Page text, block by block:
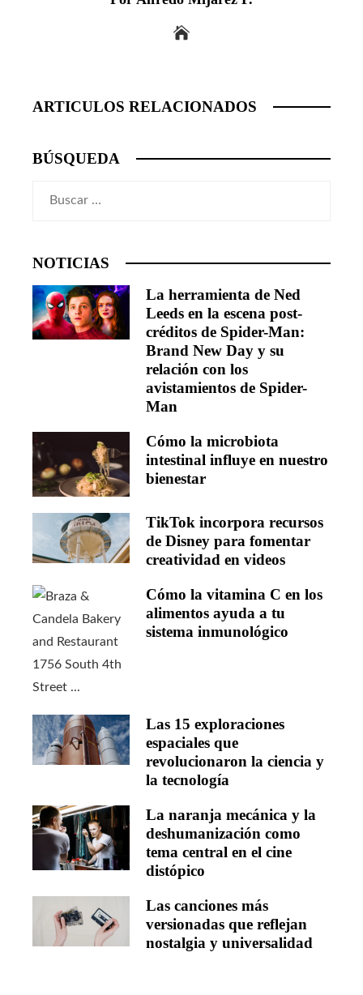
ARTICULOS RELACIONADOS
BÚSQUEDA
NOTICIAS
La herramienta de Ned
Leeds en la escena post-
créditos de Spider-Man:
Brand New Day y su
relación con los
avistamientos de Spider-
Man
Cómo la microbiota
intestinal influye en nuestro
bienestar
TikTok incorpora recursos
de Disney para fomentar
creatividad en videos
Cómo la vitamina C en los
alimentos ayuda a tu
sistema inmunológico
Las 15 exploraciones
espaciales que
revolucionaron la ciencia y
la tecnología
La naranja mecánica y la
deshumanización como
tema central en el cine
distópico
Las canciones más
versionadas que reflejan
nostalgia y universalidad